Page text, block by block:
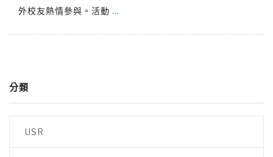
外校友熱情參與。活動 …
分類
USR